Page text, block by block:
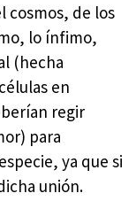
cosmos, de los
lo ínfimo,
(hecha
en
regir
para
ya que si
unión.